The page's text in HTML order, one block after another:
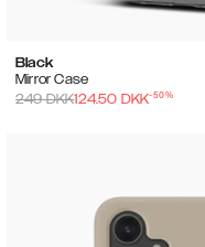
Black
Mirror Case
249DKK124.50 DKK-50%